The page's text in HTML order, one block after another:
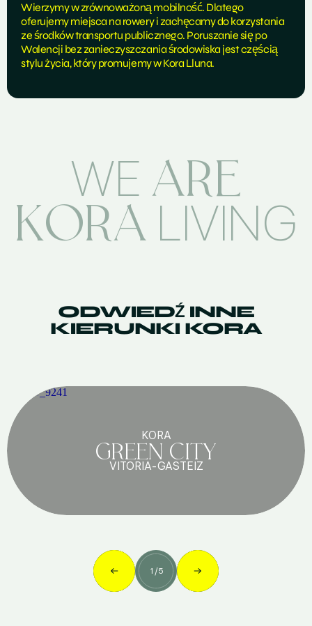
Wierzymy w zrównoważoną mobilność. Dlatego
oferujemy miejsca na rowery i zachęcamy do korzystania
ze środków transportu publicznego. Poruszanie się po
Walencji bez zanieczyszczania środowiska jest częścią
stylu życia, który promujemy w Kora Lluna.
WE ARE
KORA LIVING
ODWIEDŹ INNE
KIERUNKI KORA
KORA
GREEN CITY
VITORIA-GASTEIZ
1 /5